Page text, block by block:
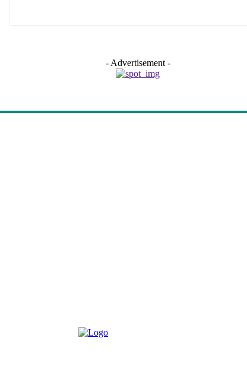
- Advertisement -